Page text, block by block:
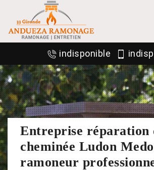
indisponible
Entreprise réparation
cheminée Ludon
ramoneur